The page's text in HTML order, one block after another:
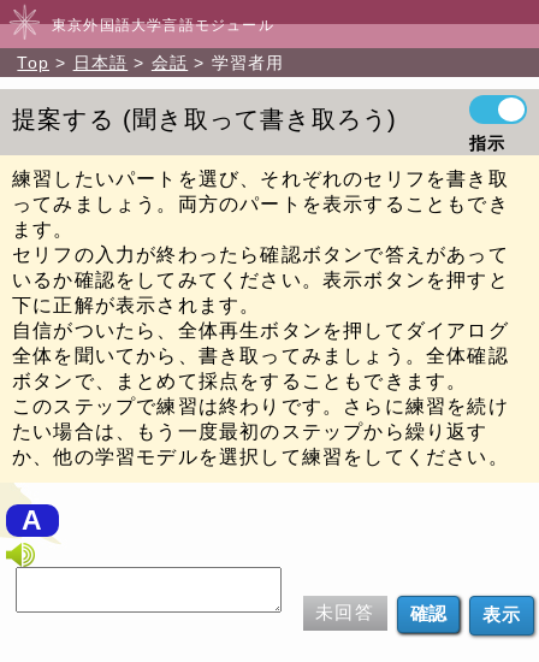
東京外国語大学言語モジュール
Top 日本語 会話 学習者用
提案する 聞き取って書き取ろう
指示
練習したいパートを選び、それぞれのセリフを書き取
ってみましょう。両方のパートを表示することもでき
ます。
セリフの入力が終わったら確認ボタンで答えがあって
いるか確認をしてみてください。表示ボタンを押すと
下に正解が表示されます。
自信がついたら、全体再生ボタンを押してダイアログ
全体を聞いてから、書き取ってみましょう。全体確認
ボタンで、まとめて採点をすることもできます。
このステップで練習は終わりです。さらに練習を続け
たい場合は、もう一度最初のステップから繰り返す
か、他の学習モデルを選択して練習をしてください。
A
未回答 表示